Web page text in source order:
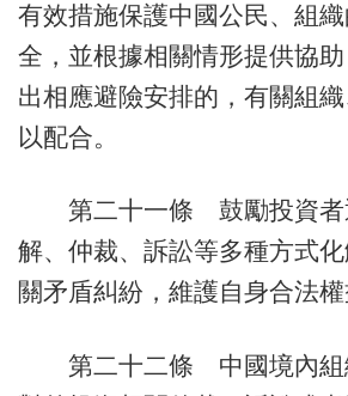
有效措施保護中國公民、組
全，並根據相關情形提供協
出相應避險安排的，有關組
以配合。
第二十一條 鼓勵投資者
解、仲裁、訴訟等多種方式
關矛盾糾紛，維護自身合法權
第二十二條 中國境內組